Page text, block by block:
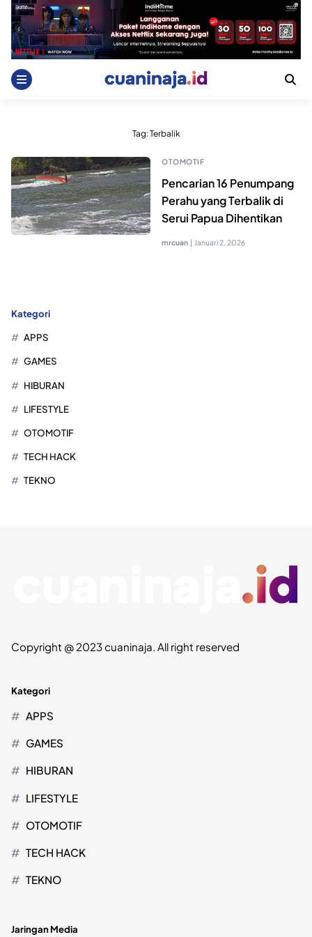
Skip
content
Tag:Terbalik
OTOMOTIF
Pencarian 16 Penumpang
Perahu yang Terbalik di
Serui Papua Dihentikan
mrcuan | Januari 2, 2026
Kategori
APPS
GAMES
HIBURAN
LIFESTYLE
OTOMOTIF
TECH HACK
TEKNO
Copyright @ 2023 cuaninaja. All right reserved
Kategori
APPS
GAMES
HIBURAN
LIFESTYLE
OTOMOTIF
TECH HACK
TEKNO
Jaringan Media